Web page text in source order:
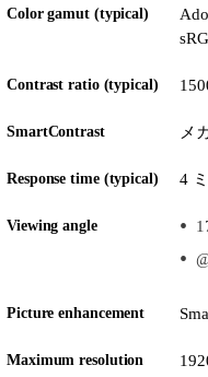
Color gamut (typical)
Contrast ratio (typical)
SmartContrast メ
Response time (typical) 4
Viewing angle
Picture enhancement
Maximum resolution